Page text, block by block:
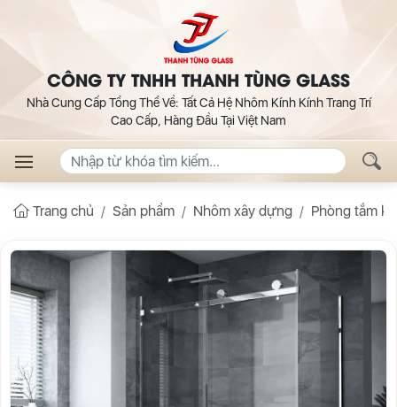
CÔNG TY TNHH THANH TÙNG GLASS
Nhà Cung Cấp Tổng Thể Về: Tất Cả Hệ Nhôm Kính Kính Trang Trí
Cao Cấp, Hàng Đầu Tại Việt Nam
Trang chủ Sản phẩm Nhôm xây dựng Phòng tắm